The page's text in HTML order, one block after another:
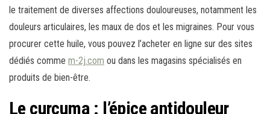
le traitement de diverses affections douloureuses, notamment les
douleurs articulaires, les maux de dos et les migraines. Pour vous
procurer cette huile, vous pouvez l’acheter en ligne sur des sites
dédiés comme m-2j.com ou dans les magasins spécialisés en
produits de bien-être.
Le curcuma : l’épice antidouleur